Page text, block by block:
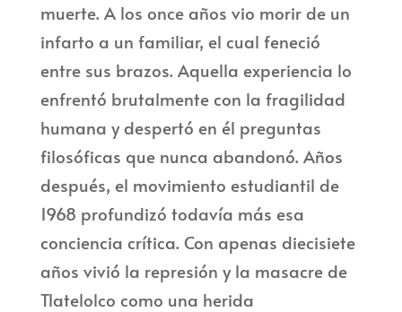
muerte. A los once años vio morir de un
infarto a un familiar, el cual feneció
entre sus brazos. Aquella experiencia lo
enfrentó brutalmente con la fragilidad
humana y despertó en él preguntas
filosóficas que nunca abandonó. Años
después, el movimiento estudiantil de
1968 profundizó todavía más esa
conciencia crítica. Con apenas diecisiete
años vivió la represión y la masacre de
Tlatelolco como una herida